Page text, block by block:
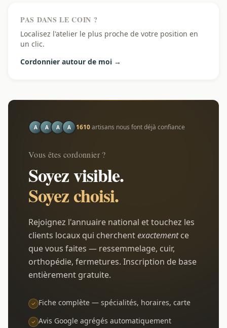
PAS DANS LE COIN ?
Localisez l'atelier le plus proche de votre position en
un clic.
Cordonnier autour de moi →
A A A A 1610artisans nous font déjà confiance
Vous êtes cordonnier ?
Soyez visible.
Soyez choisi.
Rejoignez l'annuaire national et touchez les
clients locaux qui cherchentexactementce
que vous faites — ressemmelage, cuir,
orthopédie, fermetures. Inscription de base
entièrement gratuite.
Fiche complète — spécialités, horaires, carte
Avis Google agrégés automatiquement